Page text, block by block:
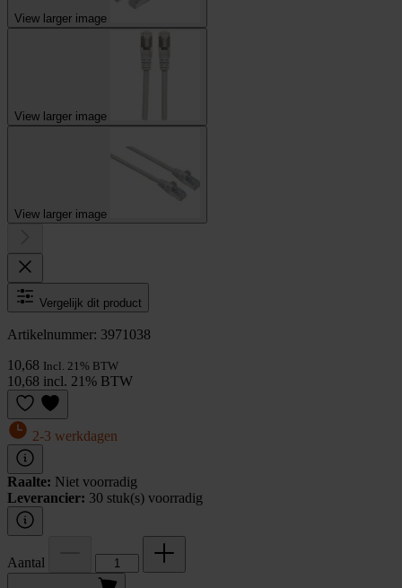
View larger image
View larger image
View larger image
Vergelijk dit product
Artikelnummer: 3971038
10,68 Incl. 21% BTW
10,68 incl. 21% BTW
2-3 werkdagen
Raalte: Niet voorradig
Leverancier: 30 stuk(s) voorradig
Aantal